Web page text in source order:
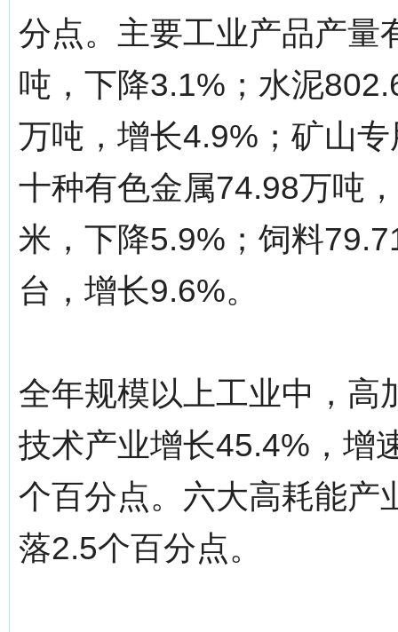
分点。主要工业产品产量
吨，下降3.1%；水泥
万吨，增长4.9%；矿山
十种有色金属74.98万吨
米，下降5.9%；饲料
台，增长9.6%。
全年规模以上工业中，高
技术产业增长45.4%，增
个百分点。六大高耗能产
落2.5个百分点。